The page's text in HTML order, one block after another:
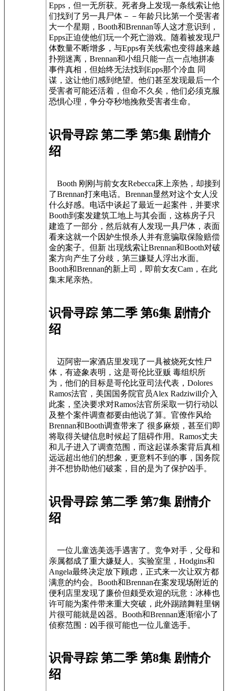
Epps，但一无所获。死者身上发现一条线索让他
们找到了另一具尸体－－年龄只比第一个受害者
大一个星期，Booth和Brennan等人这才意识到，
Epps正迫使他们玩一个死亡游戏。随着被发现尸
体数量不断增多，与Epps有关线索也变得越来越
扑朔迷离，Brennan和小组只能一点一点地拼凑
事件真相，但始终无法找到Epps那个冷血 同
谋，这让他们感到绝望。他们甚至发现最后一个
受害者可能还活着，但命不久矣，他们必须克服
恐惧心理，争分夺秒地挽救受害者生命。
识骨寻踪 第二季 第5集 剧情介
绍
Booth 刚刚与前女友Rebecca床上亲热，却接到
了Brennan打来电话。Brennan显然对这个女人没
什么好感。电话中谈起了最近一起案件，并要求
Booth到案发建筑工地上与其会面，这栋房子只
建造了一部分，然后就有人发现一具尸体，表面
看来这就一个因妒生恨杀人并有意骗取保险赔偿
金的案子。但新 出现线索让Brennan和Booth对破
案方向产生了分歧，第三嫌疑人浮出水面。
Booth和Brennan的新上司，即前女友Cam，在此
集末尾亲热。
识骨寻踪 第二季 第6集 剧情介
绍
迈阿密一家酒店里发现了一具被烧死女性尸
体，有迹象表明，这是哥伦比亚贩 毒组织所
为，他们的目标是哥伦比亚司法代表，Dolores
Ramos法官，美国国务院官员Alex Radziwill介入
此案，坚决要求对Ramos法官所采取一切行动以
及整个案件调查都要由他说了算。官僚作风给
Brennan和Booth调查带来了 很多麻烦，甚至们即
将取得关键信息时候起了阻碍作用。Ramos丈夫
和儿子进入了调查范围，而这起谋杀案背后真相
远远超出他们的想象，更意料不到的事，国务院
并不想协助他们破案，目的是为了保护凶手。
识骨寻踪 第二季 第7集 剧情介
绍
一位儿童选美选手遇害了。竞争对手，父母和
亲属都成了重大嫌疑人。实验室里，Hodgins和
Angela最终决定放下顾虑，正式来一次让双方都
满意的约会。Booth和Brennan在案发现场附近的
便利店里发现了廉价但颇受欢迎的玩意：冰棒也
许可能为案件带来重大突破，此外踢踏舞鞋里钢
片很可能就是凶器。Booth和Brennan逐渐缩小了
侦察范围：凶手很可能也一位儿童选手。
识骨寻踪 第二季 第8集 剧情介
绍